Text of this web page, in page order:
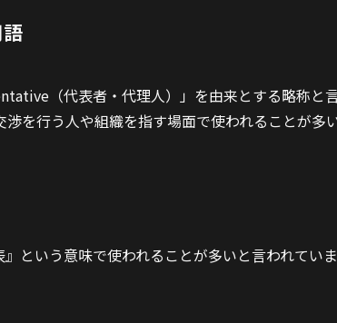
（代表者・代理人）」を由来とする略称と
を行う人や組織を指す場面で使われることが多
という意味で使われることが多いと言われていま